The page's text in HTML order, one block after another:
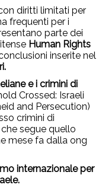
diritti limitati per
frequenti per i
parte dei
Human Rights
inserite nel
e i crimini di
Crossed: Israeli
and Persecution)
crimini di
segue quello
mese fa dalla ong
internazionale per